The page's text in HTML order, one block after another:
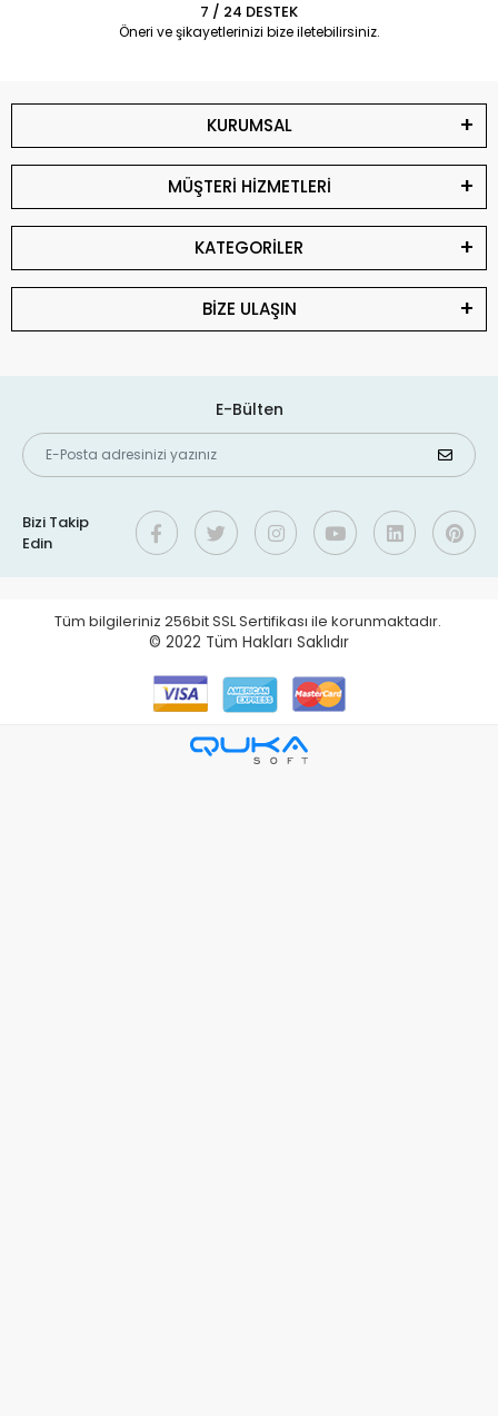
7 / 24 DESTEK
Öneri ve şikayetlerinizi bize iletebilirsiniz.
KURUMSAL
MÜŞTERİ HİZMETLERİ
KATEGORİLER
BİZE ULAŞIN
E-Bülten
Bizi Takip
Edin
Tüm bilgileriniz 256bit SSL Sertifikası ile korunmaktadır.
© 2022 Tüm Hakları Saklıdır